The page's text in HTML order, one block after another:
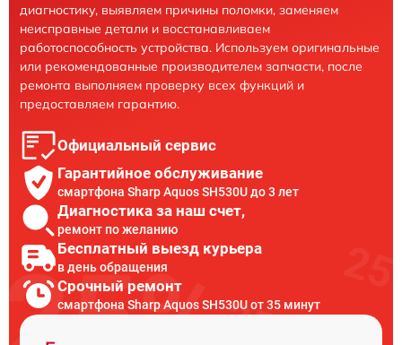
диагностику, выявляем причины поломки, заменяем
неисправные детали и восстанавливаем
работоспособность устройства. Используем оригинальные
или рекомендованные производителем запчасти, после
ремонта выполняем проверку всех функций и
предоставляем гарантию.
Официальный сервис
Гарантийное обслуживание
смартфона Sharp Aquos SH530U до 3 лет
Диагностика за наш счет,
ремонт по желанию
Бесплатный выезд курьера
в день обращения
Срочный ремонт
смартфона Sharp Aquos SH530U от 35 минут